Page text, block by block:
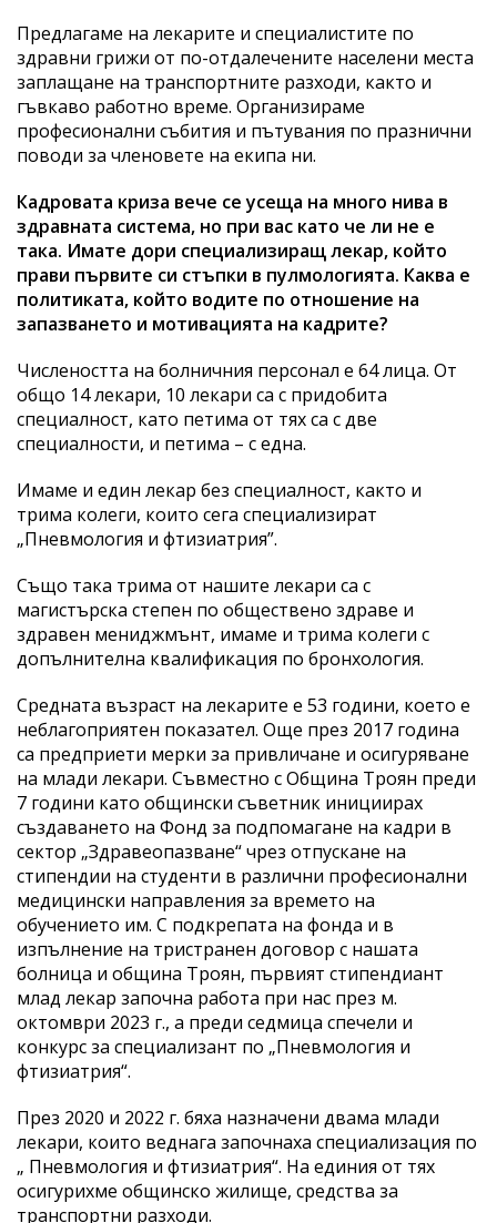
Предлагаме на лекарите и специалистите по
здравни грижи от по-отдалечените населени места
заплащане на транспортните разходи, както и
гъвкаво работно време. Организираме
професионални събития и пътувания по празнични
поводи за членовете на екипа ни.
Кадровата криза вече се усеща на много нива в
здравната система, но при вас като че ли не е
така. Имате дори специализиращ лекар, който
прави първите си стъпки в пулмологията. Каква е
политиката, който водите по отношение на
запазването и мотивацията на кадрите?
Числеността на болничния персонал е 64 лица. От
общо 14 лекари, 10 лекари са с придобита
специалност, като петима от тях са с две
специалности, и петима – с една.
Имаме и един лекар без специалност, както и
трима колеги, които сега специализират
„Пневмология и фтизиатрия”.
Също така трима от нашите лекари са с
магистърска степен по обществено здраве и
здравен мениджмънт, имаме и трима колеги с
допълнителна квалификация по бронхология.
Средната възраст на лекарите е 53 години, което е
неблагоприятен показател. Още през 2017 година
са предприети мерки за привличане и осигуряване
на млади лекари. Съвместно с Община Троян преди
7 години като общински съветник инициирах
създаването на Фонд за подпомагане на кадри в
сектор „Здравеопазване“ чрез отпускане на
стипендии на студенти в различни професионални
медицински направления за времето на
обучението им. С подкрепата на фонда и в
изпълнение на тристранен договор с нашата
болница и община Троян, първият стипендиант
млад лекар започна работа при нас през м.
октомври 2023 г., а преди седмица спечели и
конкурс за специализант по „Пневмология и
фтизиатрия“.
През 2020 и 2022 г. бяха назначени двама млади
лекари, които веднага започнаха специализация по
„ Пневмология и фтизиатрия“. На единия от тях
осигурихме общинско жилище, средства за
транспортни разходи.